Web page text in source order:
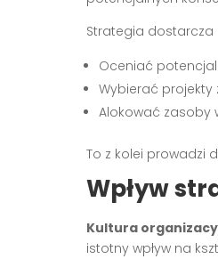
Strategia dostarcza
Oceniać
Wybierać
Alokować zasoby
To z kolei prowadzi
Wpływ
Kultura
istotny wpływ na